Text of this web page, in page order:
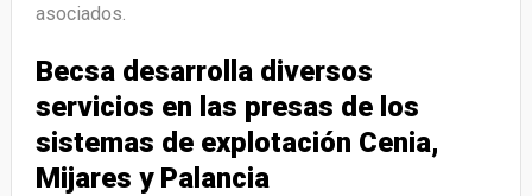
asociados.
Becsa desarrolla diversos
servicios en las presas de los
sistemas de explotación Cenia,
Mijares y Palancia